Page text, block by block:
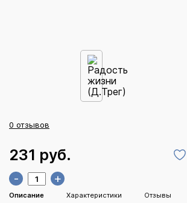
0 отзывов
231 руб.
- +
Описание Характеристики Отзывы